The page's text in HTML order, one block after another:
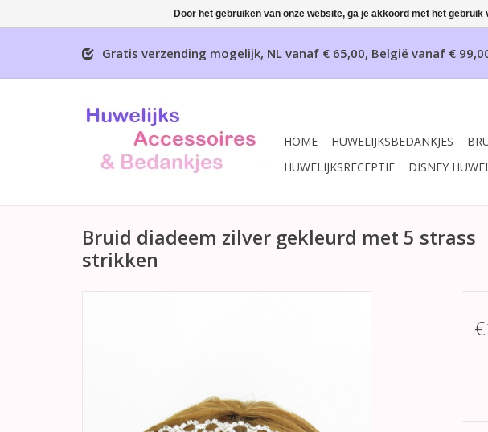
Gratis verzending mogelijk, NL vanaf € 65,00, België vanaf €
HOME HUWELIJKSBEDANKJES
HUWELIJKSRECEPTIE
DISNEY
Bruid diadeem zilver gekleurd met 5 strass
strikken
Door het gebruiken van onze website, ga je akkoord met het